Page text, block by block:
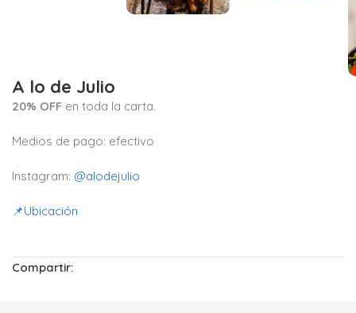
A lo de Julio
20% OFF en toda la carta.
Medios de pago: efectivo
Instagram: @alodejulio
📌Ubicación
Compartir: